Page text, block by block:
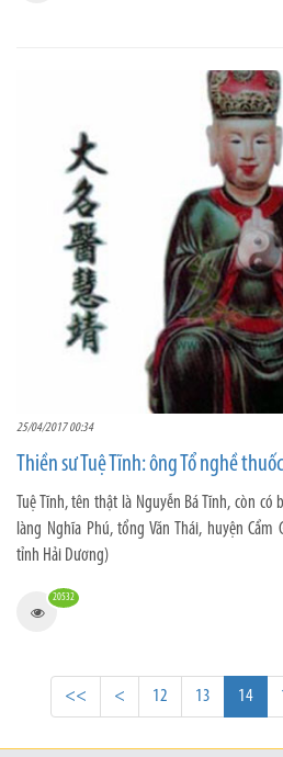
25/04/2017 00:34
Thiền sư Tuệ Tĩnh: ông Tổ nghề
Tuệ Tĩnh, tên thật là Nguyễn Bá Tĩnh, còn có
làng Nghĩa Phú, tổng Văn Thái, huyện
tỉnh Hải Dương)
20532
<< < 12 13 14